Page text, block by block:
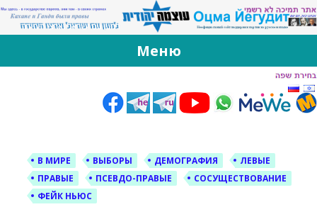
За Оцма Йегудит
עוצמה יהודית ברוסית ובעברית
Меню
В МИРЕ ВЫБОРЫ ДЕМОГРАФИЯ
ЛЕВЫЕ
ПРАВЫЕ
ПСЕВДО-ПРАВЫЕ
СОСУЩЕСТВОВАНИЕ
ФЕЙК НЬЮС